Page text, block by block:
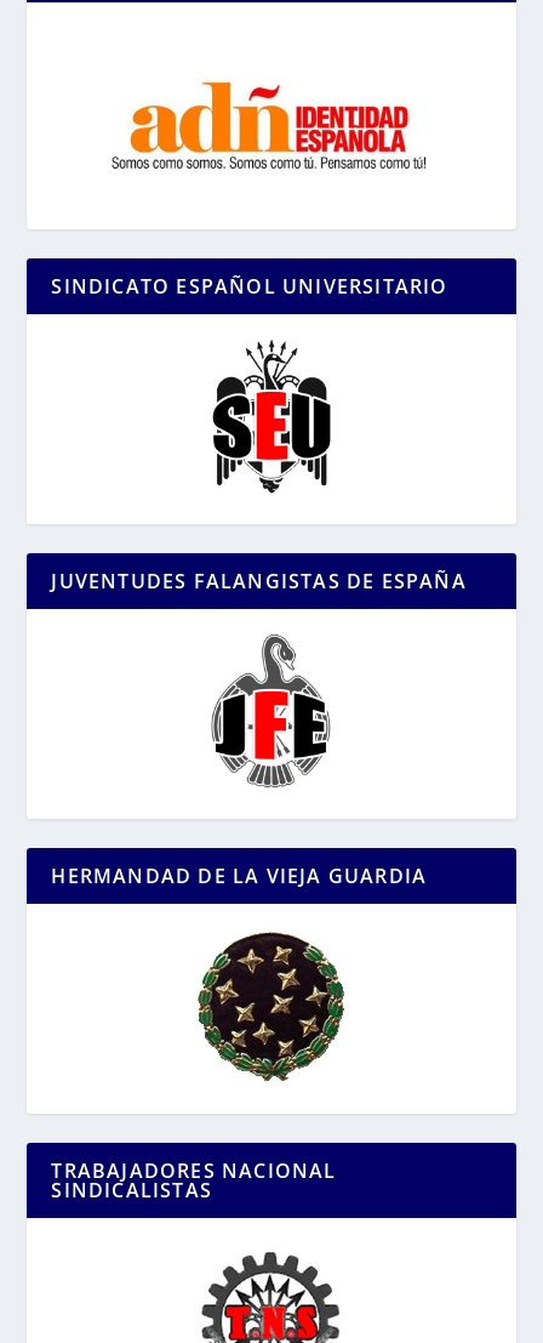
SINDICATO ESPAÑOL UNIVERSITARIO
JUVENTUDES FALANGISTAS DE ESPAÑA
HERMANDAD DE LA VIEJA GUARDIA
TRABAJADORES NACIONAL
SINDICALISTAS